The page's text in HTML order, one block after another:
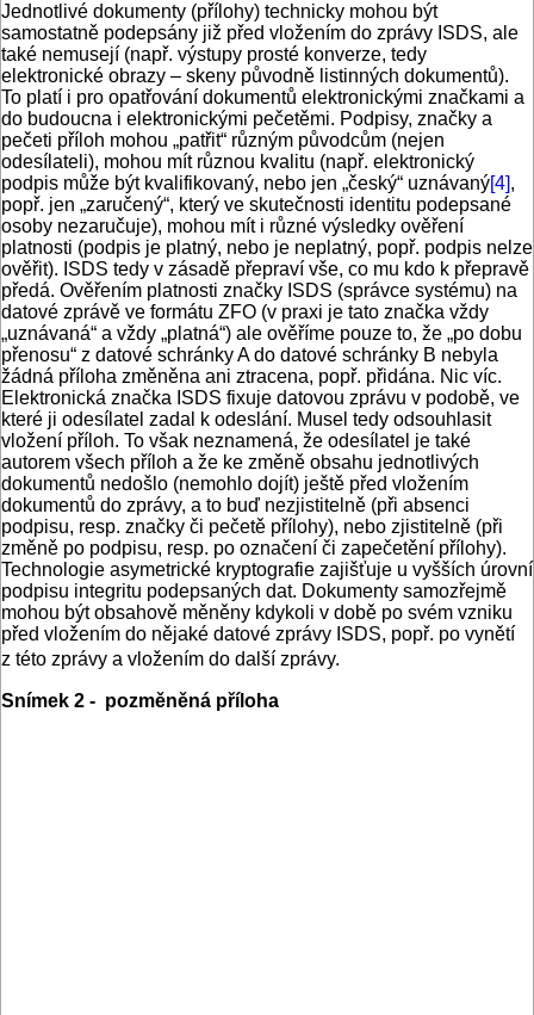
Jednotlivé dokumenty (přílohy) technicky mohou být
samostatně podepsány již před vložením do zprávy ISDS, ale
také nemusejí (např. výstupy prosté konverze, tedy
elektronické obrazy – skeny původně listinných dokumentů).
To platí i pro opatřování dokumentů elektronickými značkami a
do budoucna i elektronickými pečetěmi. Podpisy, značky a
pečeti příloh mohou „patřit“ různým původcům (nejen
odesílateli), mohou mít různou kvalitu (např. elektronický
podpis může být kvalifikovaný, nebo jen „český“ uznávaný[4],
popř. jen „zaručený“, který ve skutečnosti identitu podepsané
osoby nezaručuje), mohou mít i různé výsledky ověření
platnosti (podpis je platný, nebo je neplatný, popř. podpis nelze
ověřit). ISDS tedy v zásadě přepraví vše, co mu kdo k přepravě
předá. Ověřením platnosti značky ISDS (správce systému) na
datové zprávě ve formátu ZFO (v praxi je tato značka vždy
„uznávaná“ a vždy „platná“) ale ověříme pouze to, že „po dobu
přenosu“ z datové schránky A do datové schránky B nebyla
žádná příloha změněna ani ztracena, popř. přidána. Nic víc.
Elektronická značka ISDS fixuje datovou zprávu v podobě, ve
které ji odesílatel zadal k odeslání. Musel tedy odsouhlasit
vložení příloh. To však neznamená, že odesílatel je také
autorem všech příloh a že ke změně obsahu jednotlivých
dokumentů nedošlo (nemohlo dojít) ještě před vložením
dokumentů do zprávy, a to buď nezjistitelně (při absenci
podpisu, resp. značky či pečetě přílohy), nebo zjistitelně (při
změně po podpisu, resp. po označení či zapečetění přílohy).
Technologie asymetrické kryptografie zajišťuje u vyšších úrovní
podpisu integritu podepsaných dat. Dokumenty samozřejmě
mohou být obsahově měněny kdykoli v době po svém vzniku
před vložením do nějaké datové zprávy ISDS, popř. po vynětí
z této zprávy a vložením do další zprávy.
Snímek 2 - pozměněná příloha